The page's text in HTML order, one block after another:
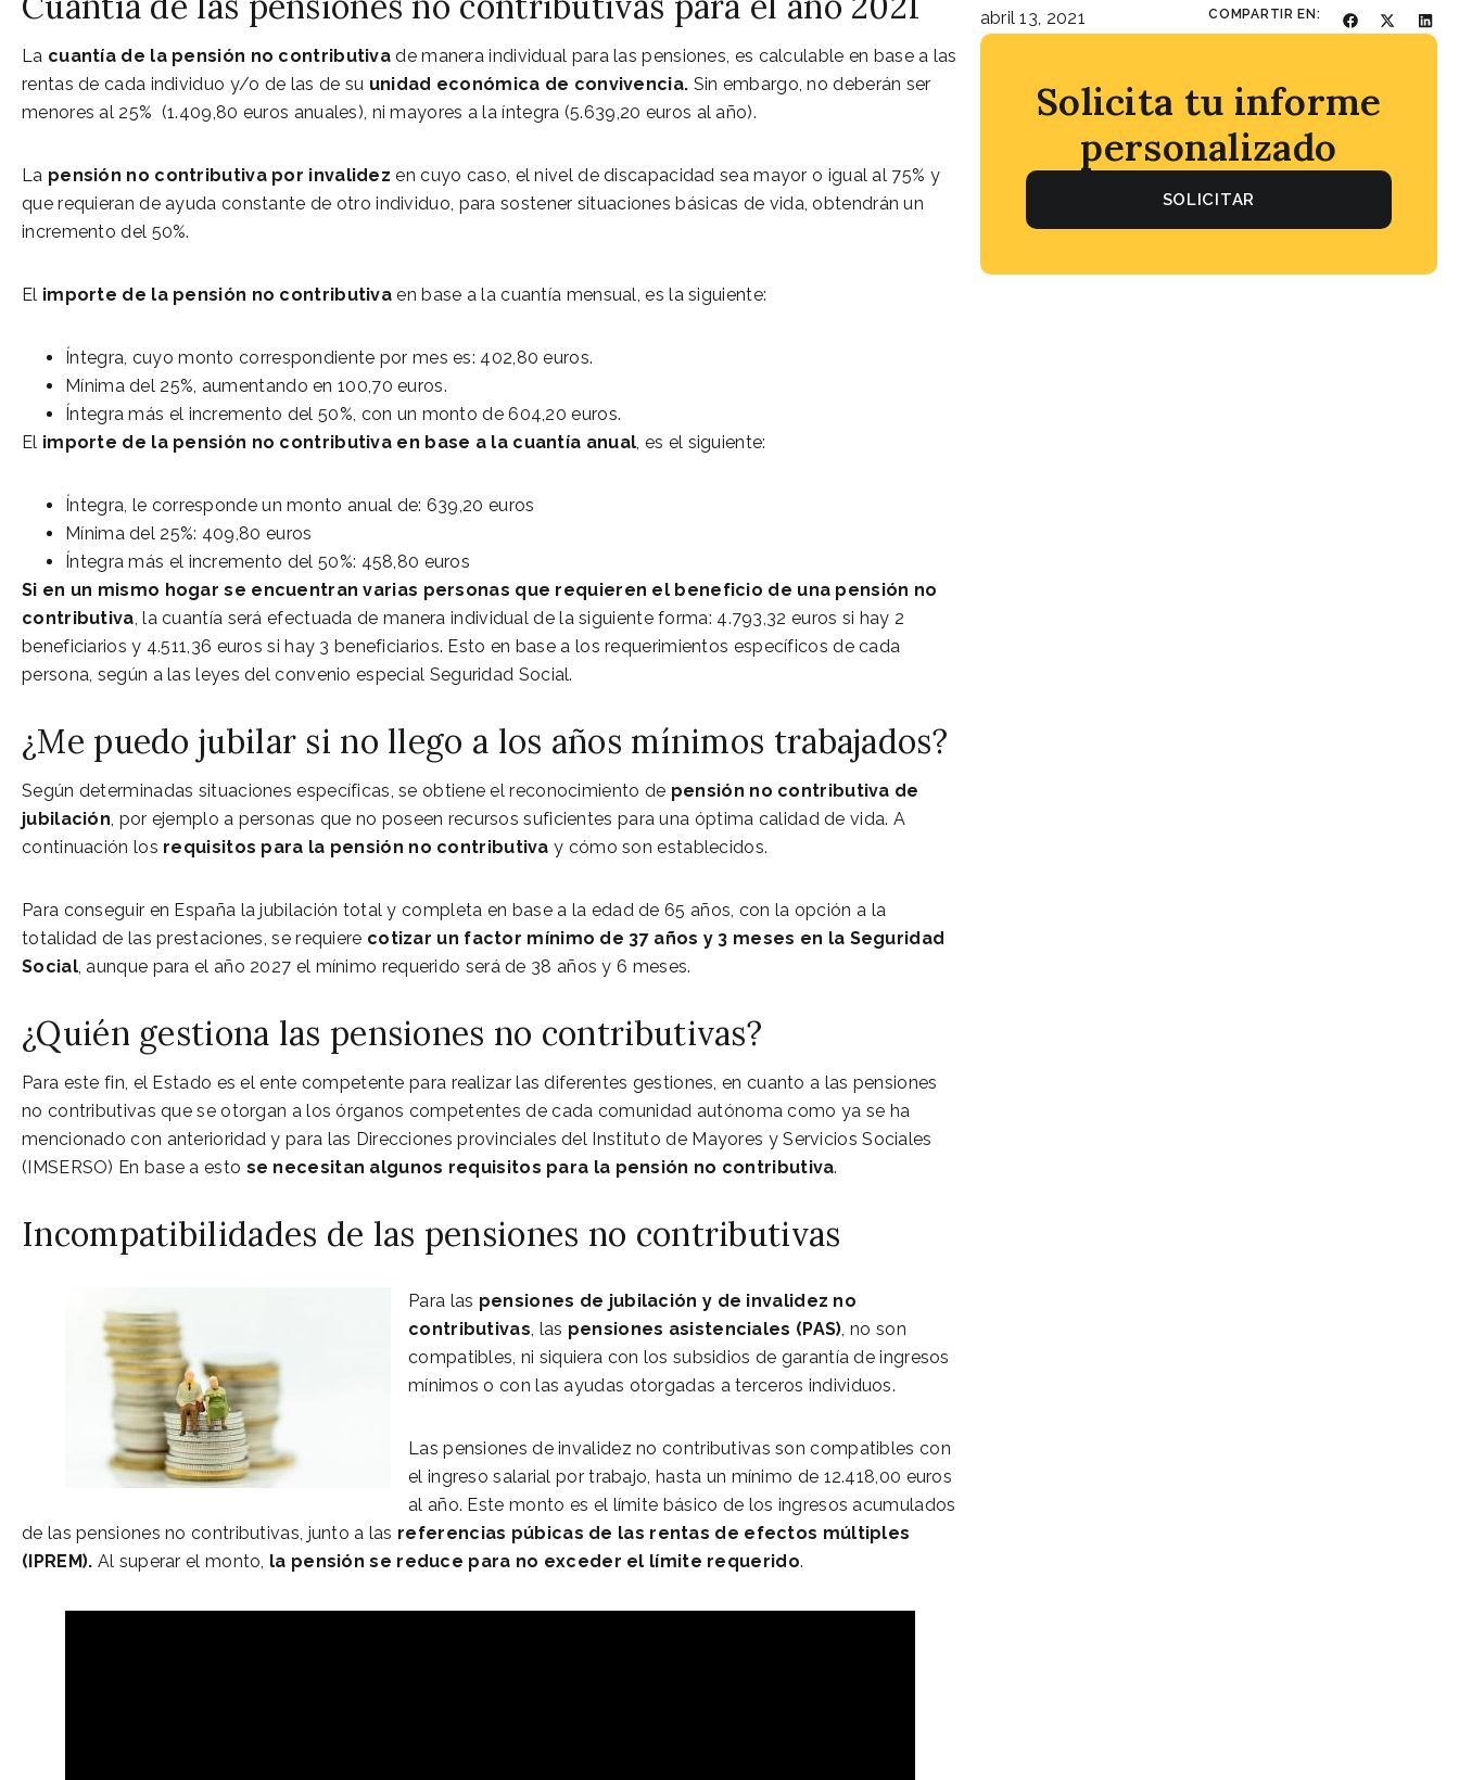
La cuantía de la pensión no contributiva de manera individual para las pensiones, es calculable en base a las
rentas de cada individuo y/o de las de su unidad económica de convivencia. Sin embargo, no deberán ser
menores al 25% (1.409,80 euros anuales), ni mayores a la íntegra (5.639,20 euros al año).
La pensión no contributiva por invalidez en cuyo caso, el nivel de discapacidad sea mayor o igual al 75% y
que requieran de ayuda constante de otro individuo, para sostener situaciones básicas de vida, obtendrán un
incremento del 50%.
El importe de la pensión no contributiva en base a la cuantía mensual, es la siguiente:
Íntegra, cuyo monto correspondiente por mes es: 402,80 euros.
Mínima del 25%, aumentando en 100,70 euros.
Íntegra más el incremento del 50%, con un monto de 604,20 euros.
El importe de la pensión no contributiva en base a la cuantía anual , es el siguiente:
Íntegra, le corresponde un monto anual de: 639,20 euros
Mínima del 25%: 409,80 euros
Íntegra más el incremento del 50%: 458,80 euros
Si en un mismo hogar se encuentran varias personas que requieren el beneficio de una pensión no
contributiva , la cuantía será efectuada de manera individual de la siguiente forma: 4.793,32 euros si hay 2
beneficiarios y 4.511,36 euros si hay 3 beneficiarios. Esto en base a los requerimientos específicos de cada
persona, según a las leyes del convenio especial Seguridad Social.
¿Me puedo jubilar si no llego a los años mínimos trabajados?
Según determinadas situaciones específicas, se obtiene el reconocimiento de pensión no contributiva de
jubilación , por ejemplo a personas que no poseen recursos suficientes para una óptima calidad de vida. A
continuación los requisitos para la pensión no contributiva y cómo son establecidos.
Para conseguir en España la jubilación total y completa en base a la edad de 65 años, con la opción a la
totalidad de las prestaciones, se requiere cotizar un factor mínimo de 37 años y 3 meses en la Seguridad
Social, aunque para el año 2027 el mínimo requerido será de 38 años y 6 meses.
¿Quién gestiona las pensiones no contributivas?
Para este fin, el Estado es el ente competente para realizar las diferentes gestiones, en cuanto a las pensiones
no contributivas que se otorgan a los órganos competentes de cada comunidad autónoma como ya se ha
mencionado con anterioridad y para las Direcciones provinciales del Instituto de Mayores y Servicios Sociales
(IMSERSO) En base a esto se necesitan algunos requisitos para la pensión no contributiva.
Incompatibilidades de las pensiones no contributivas
Para las pensiones de jubilación y de invalidez no
contributivas , las pensiones asistenciales (PAS) , no son
compatibles, ni siquiera con los subsidios de garantía de ingresos
mínimos o con las ayudas otorgadas a terceros individuos.
Las pensiones de invalidez no contributivas son compatibles con
el ingreso salarial por trabajo, hasta un mínimo de 12.418,00 euros
al año. Este monto es el límite básico de los ingresos acumulados
de las pensiones no contributivas, junto a las referencias púbicas de las rentas de efectos múltiples
(IPREM). Al superar el monto, la pensión se reduce para no exceder el límite requerido.
abril 13, 2021 COMPARTIR EN:
Solicita tu informe
personalizado
SOLICITAR